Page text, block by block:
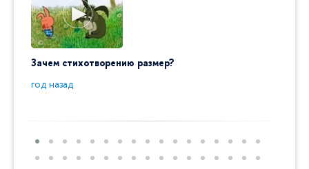
Зачем стихотворению размер?
год назад